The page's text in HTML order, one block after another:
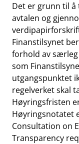
Det er grunn til å
avtalen og
Finanstilsynet
forhold av
som
utgangspunktet
regelverket skal
Høyringsfristen
Høyringsnotatet
Consultation on
Transparency